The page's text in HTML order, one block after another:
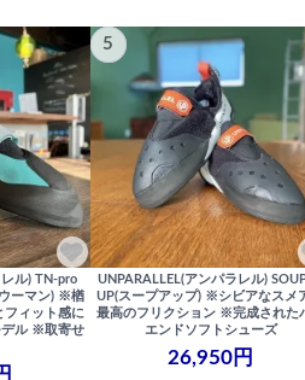
ル) TN-pro
ーマン) ※楢
ィット感に
デル ※取寄せ
5
UNPARALLEL(アンパラレル)
UP(スープアップ) ※シビアなスメ
最高のフリクション ※完成された
エンドソフトシューズ
26,950円